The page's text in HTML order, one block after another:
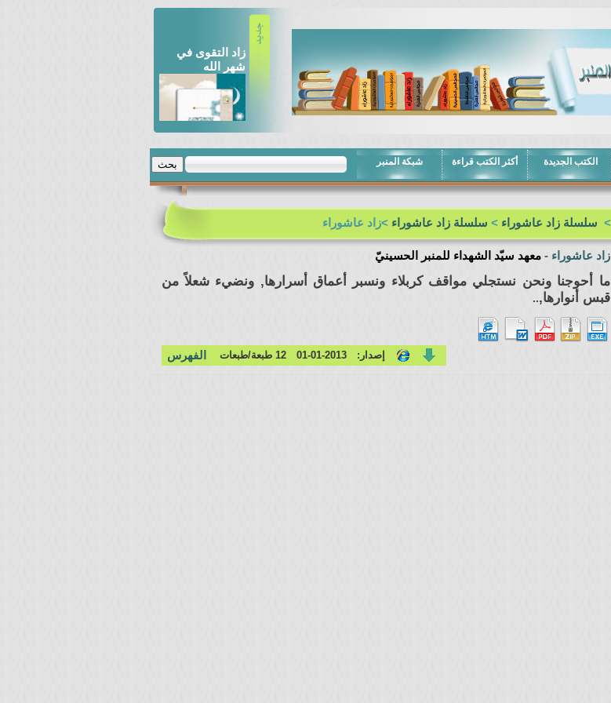
زاد التقوى في
شهر الله
المصيبة الراتبة ط
الكتب الجديدة أكثر الكتب قراءة شبكة المنبر
> سلسلة زاد عاشوراء > سلسلة زاد عاشوراء >زاد عاشوراء
زاد عاشوراء -معهد سيّد الشهداء للمنبر الحسينيّ
ما أحوجنا ونحن نستجلي مواقف كربلاء ونسبر أعماق أسرارها, ونضيء شعلاً من
قبس أنوارها,..
إصدار: 01-01-2013 12 طبعة/طبعات الفهرس